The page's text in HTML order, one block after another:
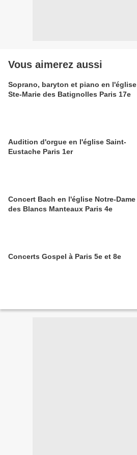
Vous aimerez aussi
Soprano, baryton et piano en l'église
Ste-Marie des Batignolles Paris 17e
Audition d'orgue en l'église Saint-
Eustache Paris 1er
Concert Bach en l'église Notre-Dame
des Blancs Manteaux Paris 4e
Concerts Gospel à Paris 5e et 8e